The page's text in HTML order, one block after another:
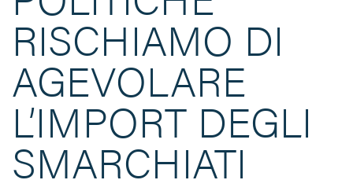
RISCHIAMO DI
AGEVOLARE
L’IMPORT DEGLI
SMARCHIATI